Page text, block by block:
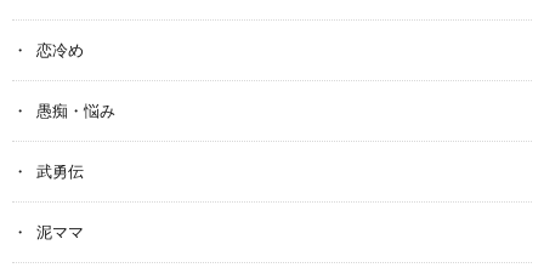
恋冷め
愚痴・悩み
武勇伝
泥ママ